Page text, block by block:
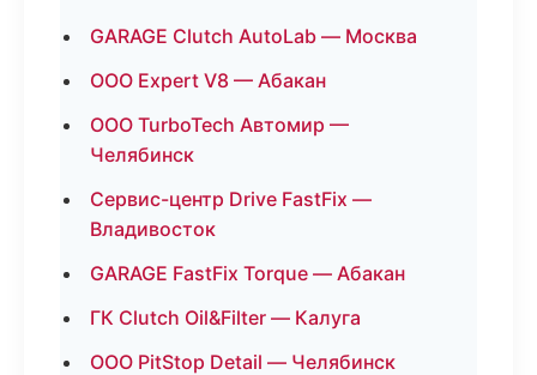
GARAGE Clutch AutoLab — Москва
ООО Expert V8 — Абакан
ООО TurboTech Автомир —
Челябинск
Сервис-центр Drive FastFix —
Владивосток
GARAGE FastFix Torque — Абакан
ГК Clutch Oil&Filter — Калуга
ООО PitStop Detail — Челябинск